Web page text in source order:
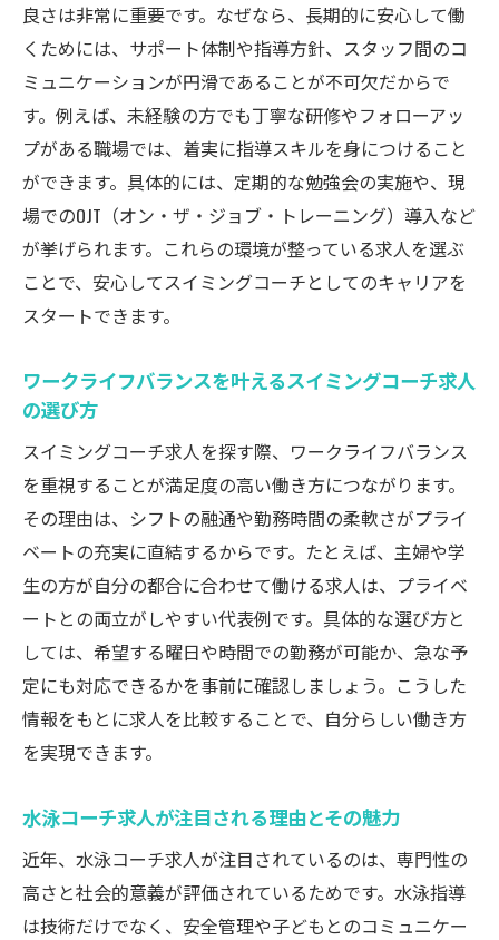
良さは非常に重要です。なぜなら、長期的に安心して働
くためには、サポート体制や指導方針、スタッフ間のコ
ミュニケーションが円滑であることが不可欠だからで
す。例えば、未経験の方でも丁寧な研修やフォローアッ
プがある職場では、着実に指導スキルを身につけること
ができます。具体的には、定期的な勉強会の実施や、現
場でのOJT（オン・ザ・ジョブ・トレーニング）導入など
が挙げられます。これらの環境が整っている求人を選ぶ
ことで、安心してスイミングコーチとしてのキャリアを
スタートできます。
ワークライフバランスを叶えるスイミングコーチ求人
の選び方
スイミングコーチ求人を探す際、ワークライフバランス
を重視することが満足度の高い働き方につながります。
その理由は、シフトの融通や勤務時間の柔軟さがプライ
ベートの充実に直結するからです。たとえば、主婦や学
生の方が自分の都合に合わせて働ける求人は、プライベ
ートとの両立がしやすい代表例です。具体的な選び方と
しては、希望する曜日や時間での勤務が可能か、急な予
定にも対応できるかを事前に確認しましょう。こうした
情報をもとに求人を比較することで、自分らしい働き方
を実現できます。
水泳コーチ求人が注目される理由とその魅力
近年、水泳コーチ求人が注目されているのは、専門性の
高さと社会的意義が評価されているためです。水泳指導
は技術だけでなく、安全管理や子どもとのコミュニケー